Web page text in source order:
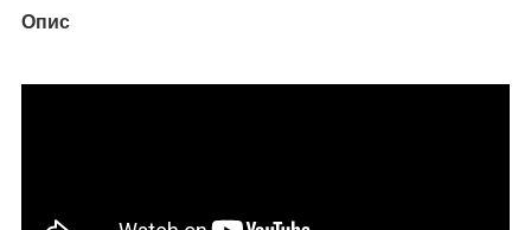
Опис